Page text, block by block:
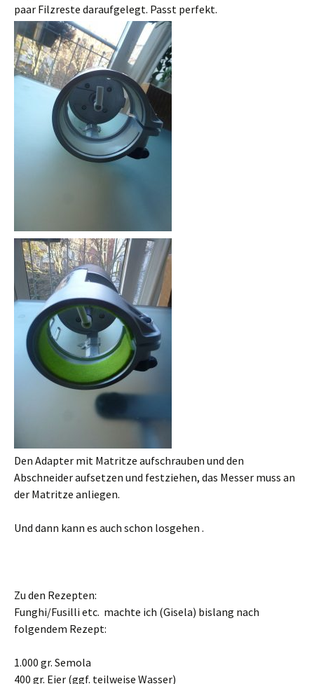
paar Filzreste daraufgelegt. Passt perfekt.
Den Adapter mit Matritze aufschrauben und den
Abschneider aufsetzen und festziehen, das Messer muss an
der Matritze anliegen.
Und dann kann es auch schon losgehen .
Zu den Rezepten:
Funghi/Fusilli etc. machte ich (Gisela) bislang nach
folgendem Rezept:
1.000 gr. Semola
400 gr. Eier (ggf. teilweise Wasser)